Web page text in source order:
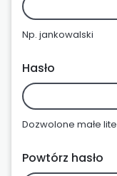
Np. jankowalski
Hasło
Dozwolone małe
Powtórz hasło